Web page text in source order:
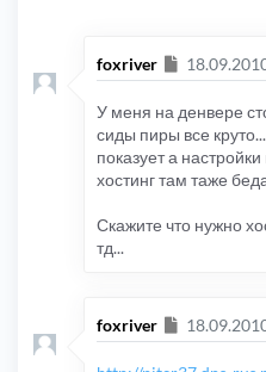
foxriver
У меня на денвере
сиды пиры все
показует а
хостинг там таже
Скажите что нужно
тд...
foxriver